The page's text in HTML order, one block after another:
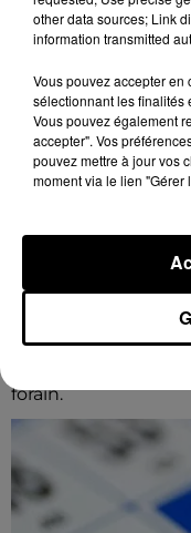
8 août 2026
CHARTRES -
AUTOMATES,
Dimanche 6
Chartres : vente
forain.
other data sources; Link
information transmitted
Vous pouvez accepter en
sélectionnant les finalités
Vous pouvez également
accepter". Vos
pouvez mettre à jour vos
moment via le lien "Gérer